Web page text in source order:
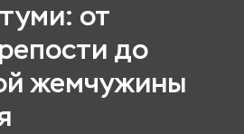
от
до
жемчужины